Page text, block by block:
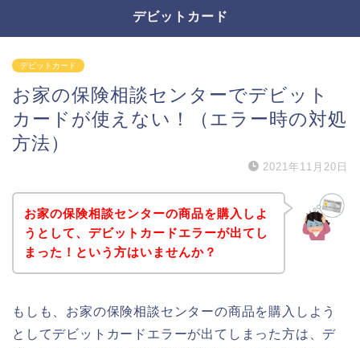
デビットカード
デビットカード
お家の保険相談センターでデビット
カードが使えない！（エラー時の対処
方法）
2021年11月20日
お家の保険相談センターの商品を購入しよ
うとして、デビットカードエラーが出てし
まった！という方はいませんか？
もしも、お家の保険相談センターの商品を購入しよう
としてデビットカードエラーが出てしまった方は、デ